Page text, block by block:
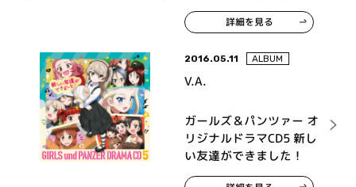
詳細を見る
2016.05.11 ALBUM
V.A.
ガールズ＆パンツァー オ
リジナルドラマCD5 新し
い友達ができました！